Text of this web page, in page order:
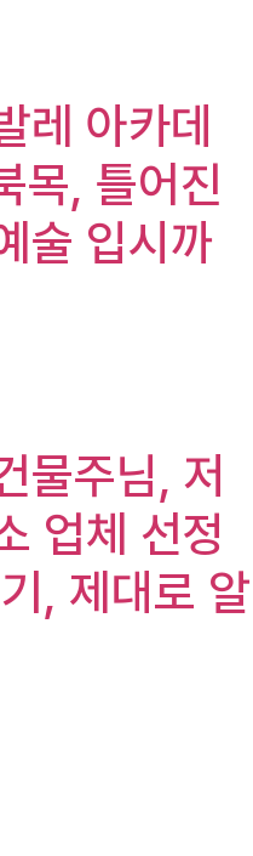
레 아카데
목, 틀어진
술 입시까
물주님, 저
업체 선정
, 제대로 알